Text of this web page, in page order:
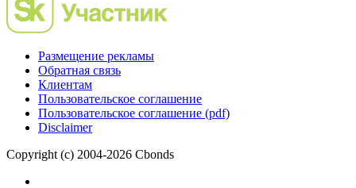
Размещение рекламы
Обратная связь
Клиентам
Пользовательское соглашение
Пользовательское соглашение (pdf)
Disclaimer
Copyright (c) 2004-2026 Cbonds